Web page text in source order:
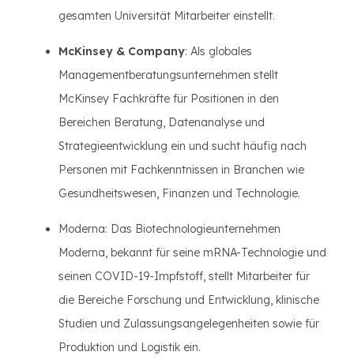
gesamten Universität Mitarbeiter einstellt.
McKinsey & Company: Als globales
Managementberatungsunternehmen stellt
McKinsey Fachkräfte für Positionen in den
Bereichen Beratung, Datenanalyse und
Strategieentwicklung ein und sucht häufig nach
Personen mit Fachkenntnissen in Branchen wie
Gesundheitswesen, Finanzen und Technologie.
Moderna: Das Biotechnologieunternehmen
Moderna, bekannt für seine mRNA-Technologie und
seinen COVID-19-Impfstoff, stellt Mitarbeiter für
die Bereiche Forschung und Entwicklung, klinische
Studien und Zulassungsangelegenheiten sowie für
Produktion und Logistik ein.